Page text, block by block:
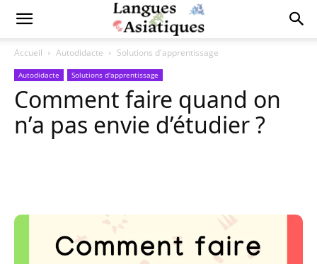
Accueil Autodidacte Solutions d'apprentissage
Autodidacte Solutions d'apprentissage
Comment faire quand on
n’a pas envie d’étudier ?